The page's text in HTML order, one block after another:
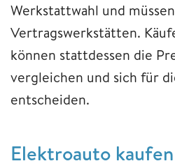
Werkstattwahl und
Vertragswerkstätten.
können stattdessen die
vergleichen und sich für
entscheiden.
​​​​​​​Elektroauto